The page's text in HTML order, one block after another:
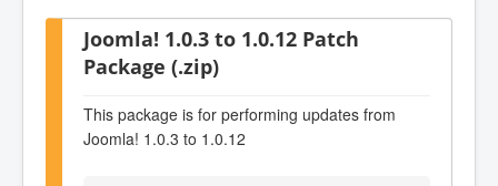
Joomla! 1.0.3 to 1.0.12 Patch
Package (.zip)
This package is for performing updates from
Joomla! 1.0.3 to 1.0.12